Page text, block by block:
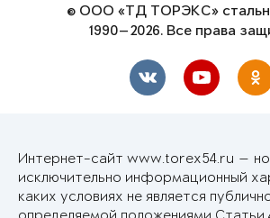
© ООО «ТД ТОРЭКС»
1990—2026. Все права
Интернет-сайт www.torex54.ru —
исключительно информационный
каких условиях не является